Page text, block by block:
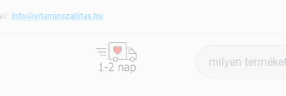
info@vitaminszallitas.hu
keresés